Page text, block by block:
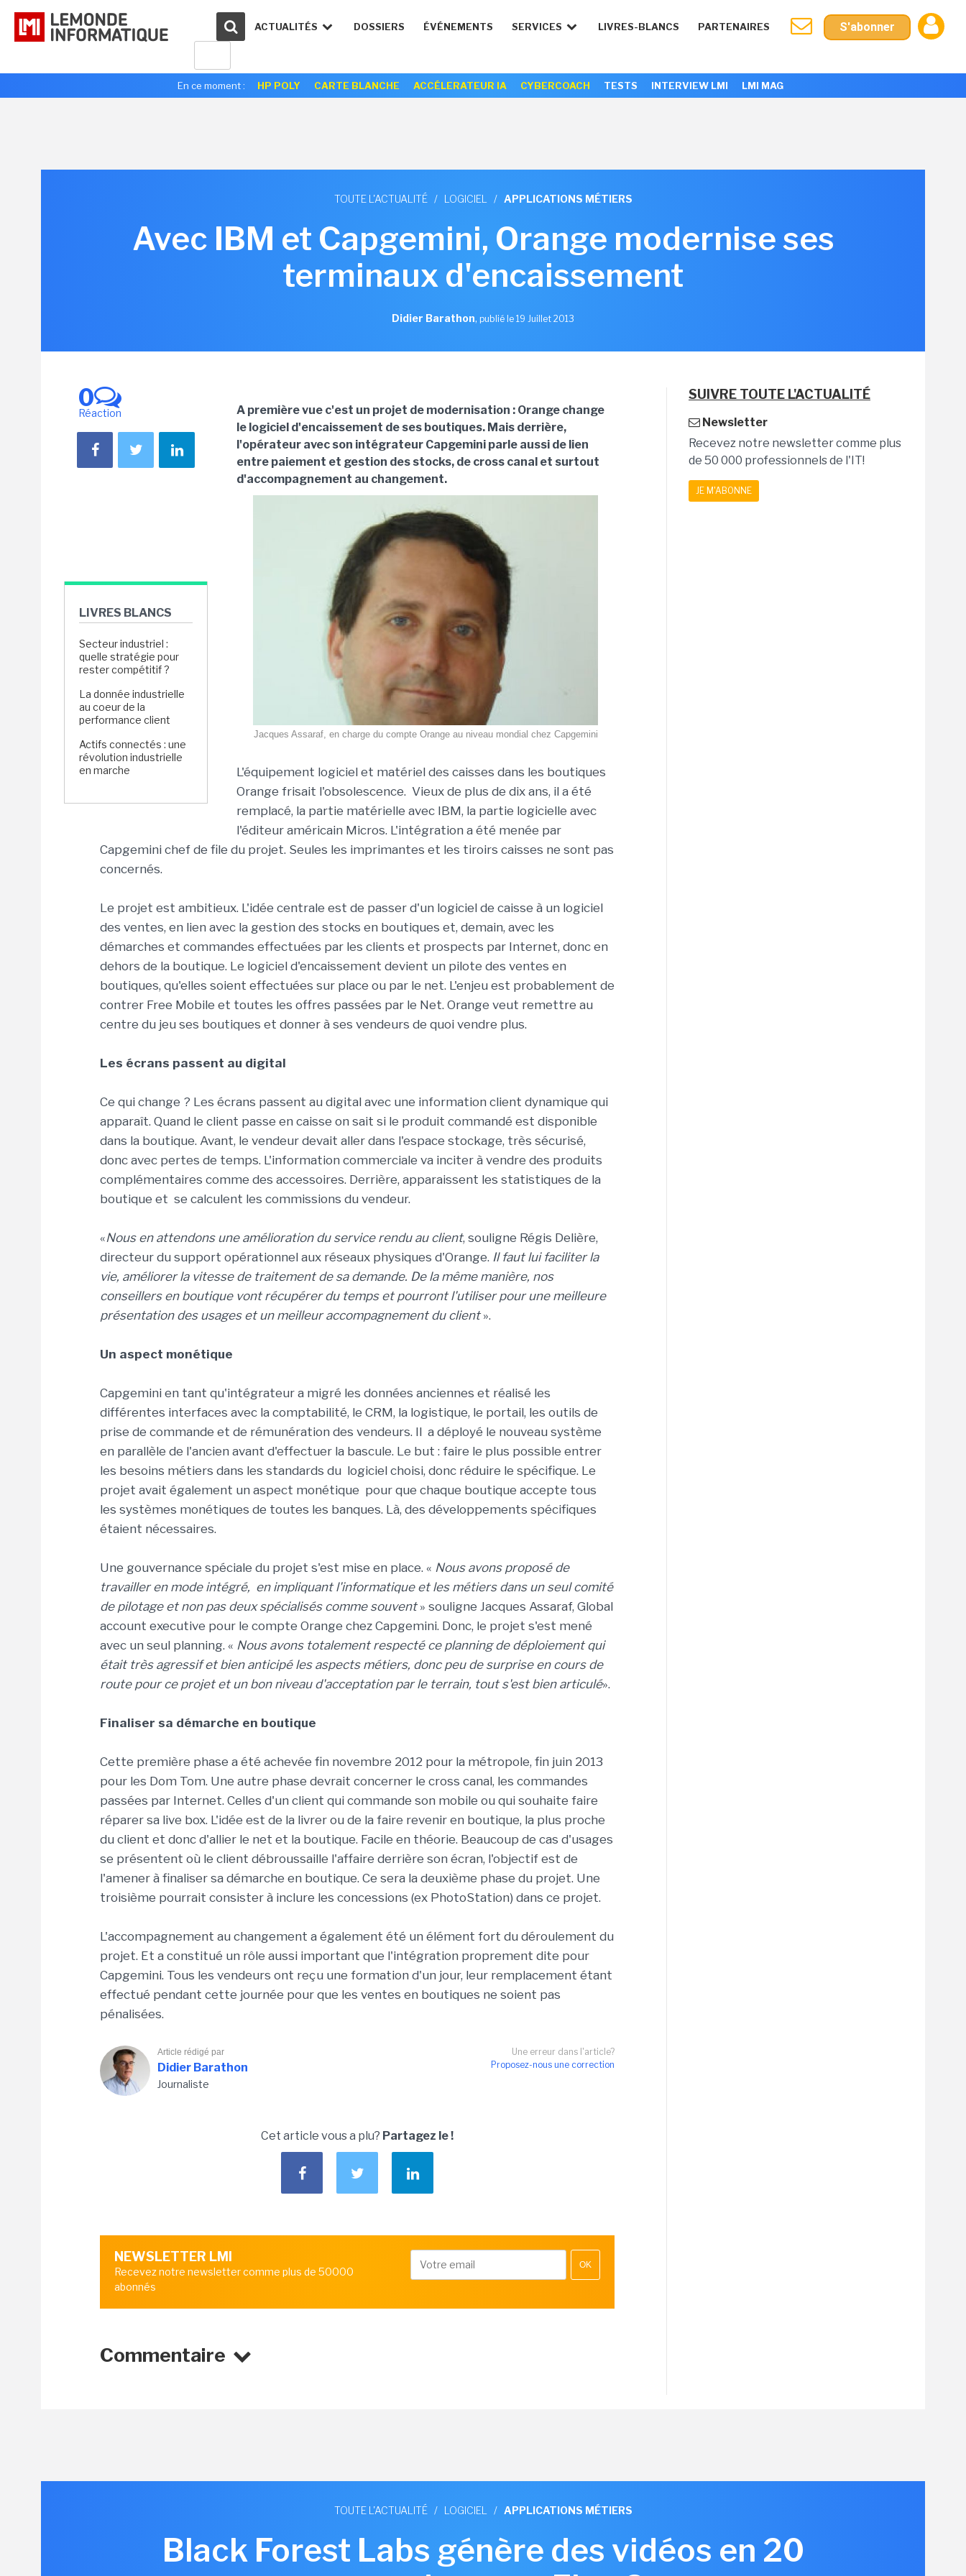
ACTUALITÉS DOSSIERS ÉVÉNEMENTS SERVICES LIVRES-BLANCS PARTENAIRES S'abonner
En ce moment : HP POLY CARTE BLANCHE ACCÉLERATEUR IA CYBERCOACH TESTS INTERVIEW LMI LMI MAG
TOUTE L'ACTUALITÉ / LOGICIEL / APPLICATIONS MÉTIERS
Avec IBM et Capgemini, Orange modernise ses
terminaux d'encaissement
Didier Barathon, publié le 19 Juillet 2013
0
Réaction
LIVRES BLANCS
Secteur industriel :
quelle stratégie pour
rester compétitif ?
La donnée industrielle
au coeur de la
performance client
Actifs connectés : une
révolution industrielle
en marche
A première vue c'est un projet de modernisation : Orange change
le logiciel d'encaissement de ses boutiques. Mais derrière,
l'opérateur avec son intégrateur Capgemini parle aussi de lien
entre paiement et gestion des stocks, de cross canal et surtout
d'accompagnement au changement.
Jacques Assaraf, en charge du compte Orange au niveau mondial chez Capgemini
L'équipement logiciel et matériel des caisses dans les boutiques
Orange frisait l'obsolescence. Vieux de plus de dix ans, il a été
remplacé, la partie matérielle avec IBM, la partie logicielle avec
l'éditeur américain Micros. L'intégration a été menée par
Capgemini chef de file du projet. Seules les imprimantes et les tiroirs caisses ne sont pas
concernés.
Le projet est ambitieux. L'idée centrale est de passer d'un logiciel de caisse à un logiciel
des ventes, en lien avec la gestion des stocks en boutiques et, demain, avec les
démarches et commandes effectuées par les clients et prospects par Internet, donc en
dehors de la boutique. Le logiciel d'encaissement devient un pilote des ventes en
boutiques, qu'elles soient effectuées sur place ou par le net. L'enjeu est probablement de
contrer Free Mobile et toutes les offres passées par le Net. Orange veut remettre au
centre du jeu ses boutiques et donner à ses vendeurs de quoi vendre plus.
Les écrans passent au digital
Ce qui change ? Les écrans passent au digital avec une information client dynamique qui
apparaît. Quand le client passe en caisse on sait si le produit commandé est disponible
dans la boutique. Avant, le vendeur devait aller dans l'espace stockage, très sécurisé,
donc avec pertes de temps. L'information commerciale va inciter à vendre des produits
complémentaires comme des accessoires. Derrière, apparaissent les statistiques de la
boutique et se calculent les commissions du vendeur.
«Nous en attendons une amélioration du service rendu au client, souligne Régis Delière,
directeur du support opérationnel aux réseaux physiques d'Orange. Il faut lui faciliter la
vie, améliorer la vitesse de traitement de sa demande. De la même manière, nos
conseillers en boutique vont récupérer du temps et pourront l'utiliser pour une meilleure
présentation des usages et un meilleur accompagnement du client».
Un aspect monétique
Capgemini en tant qu'intégrateur a migré les données anciennes et réalisé les
différentes interfaces avec la comptabilité, le CRM, la logistique, le portail, les outils de
prise de commande et de rémunération des vendeurs. Il a déployé le nouveau système
en parallèle de l'ancien avant d'effectuer la bascule. Le but : faire le plus possible entrer
les besoins métiers dans les standards du logiciel choisi, donc réduire le spécifique. Le
projet avait également un aspect monétique pour que chaque boutique accepte tous
les systèmes monétiques de toutes les banques. Là, des développements spécifiques
étaient nécessaires.
Une gouvernance spéciale du projet s'est mise en place. « Nous avons proposé de
travailler en mode intégré, en impliquant l'informatique et les métiers dans un seul comité
de pilotage et non pas deux spécialisés comme souvent» souligne Jacques Assaraf, Global
account executive pour le compte Orange chez Capgemini. Donc, le projet s'est mené
avec un seul planning. « Nous avons totalement respecté ce planning de déploiement qui
était très agressif et bien anticipé les aspects métiers, donc peu de surprise en cours de
route pour ce projet et un bon niveau d'acceptation par le terrain, tout s'est bien articulé».
Finaliser sa démarche en boutique
Cette première phase a été achevée fin novembre 2012 pour la métropole, fin juin 2013
pour les Dom Tom. Une autre phase devrait concerner le cross canal, les commandes
passées par Internet. Celles d'un client qui commande son mobile ou qui souhaite faire
réparer sa live box. L'idée est de la livrer ou de la faire revenir en boutique, la plus proche
du client et donc d'allier le net et la boutique. Facile en théorie. Beaucoup de cas d'usages
se présentent où le client débroussaille l'affaire derrière son écran, l'objectif est de
l'amener à finaliser sa démarche en boutique. Ce sera la deuxième phase du projet. Une
troisième pourrait consister à inclure les concessions (ex PhotoStation) dans ce projet.
L'accompagnement au changement a également été un élément fort du déroulement du
projet. Et a constitué un rôle aussi important que l'intégration proprement dite pour
Capgemini. Tous les vendeurs ont reçu une formation d'un jour, leur remplacement étant
effectué pendant cette journée pour que les ventes en boutiques ne soient pas
pénalisées.
Une erreur dans l'article?
Proposez-nous une correction
Article rédigé par
Didier Barathon
Journaliste
Cet article vous a plu? Partagez le !
NEWSLETTER LMI
Recevez notre newsletter comme plus de 50000
abonnés
OK
Commentaire
SUIVRE TOUTE L'ACTUALITÉ
Newsletter
Recevez notre newsletter comme plus
de 50 000 professionnels de l'IT!
JE M'ABONNE
TOUTE L'ACTUALITÉ / LOGICIEL / APPLICATIONS MÉTIERS
Black Forest Labs génère des vidéos en 20